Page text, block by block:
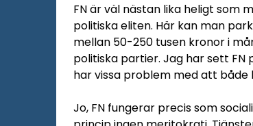
FN är väl nästan lika heligt som
politiska eliten. Här kan man
mellan 50-250 tusen kronor i
politiska partier. Jag har sett FN
har vissa problem med att
Jo, FN fungerar precis som